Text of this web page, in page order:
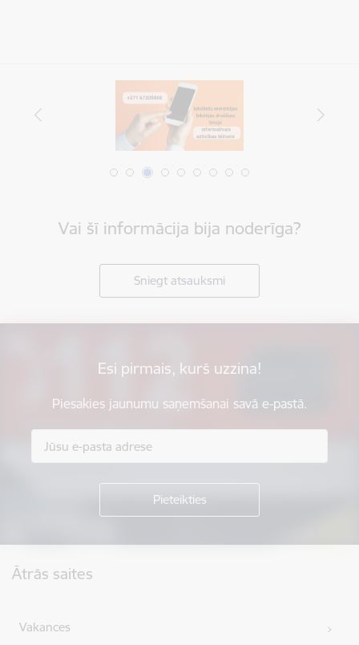
Vai šī informācija bija noderīga?
Sniegt atsauksmi
Esi pirmais, kurš uzzina!
Piesakies jaunumu saņemšanai savā e-pastā.
Ātrās saites
Vakances